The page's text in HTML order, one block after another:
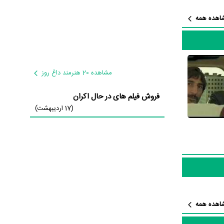
بوده
باشند و
مهراد
نمود
همه
همه
مشاهده 20 هنرمند داغ روز
فروش فیلم های در حال اکران
(17 اردیبهشت)